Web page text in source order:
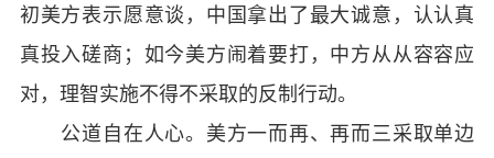
初美方表示愿意谈，中国拿出了最大诚意，认认真
真投入磋商；如今美方闹着要打，中方从从容容应
对，理智实施不得不采取的反制行动。
公道自在人心。美方一而再、再而三采取单边